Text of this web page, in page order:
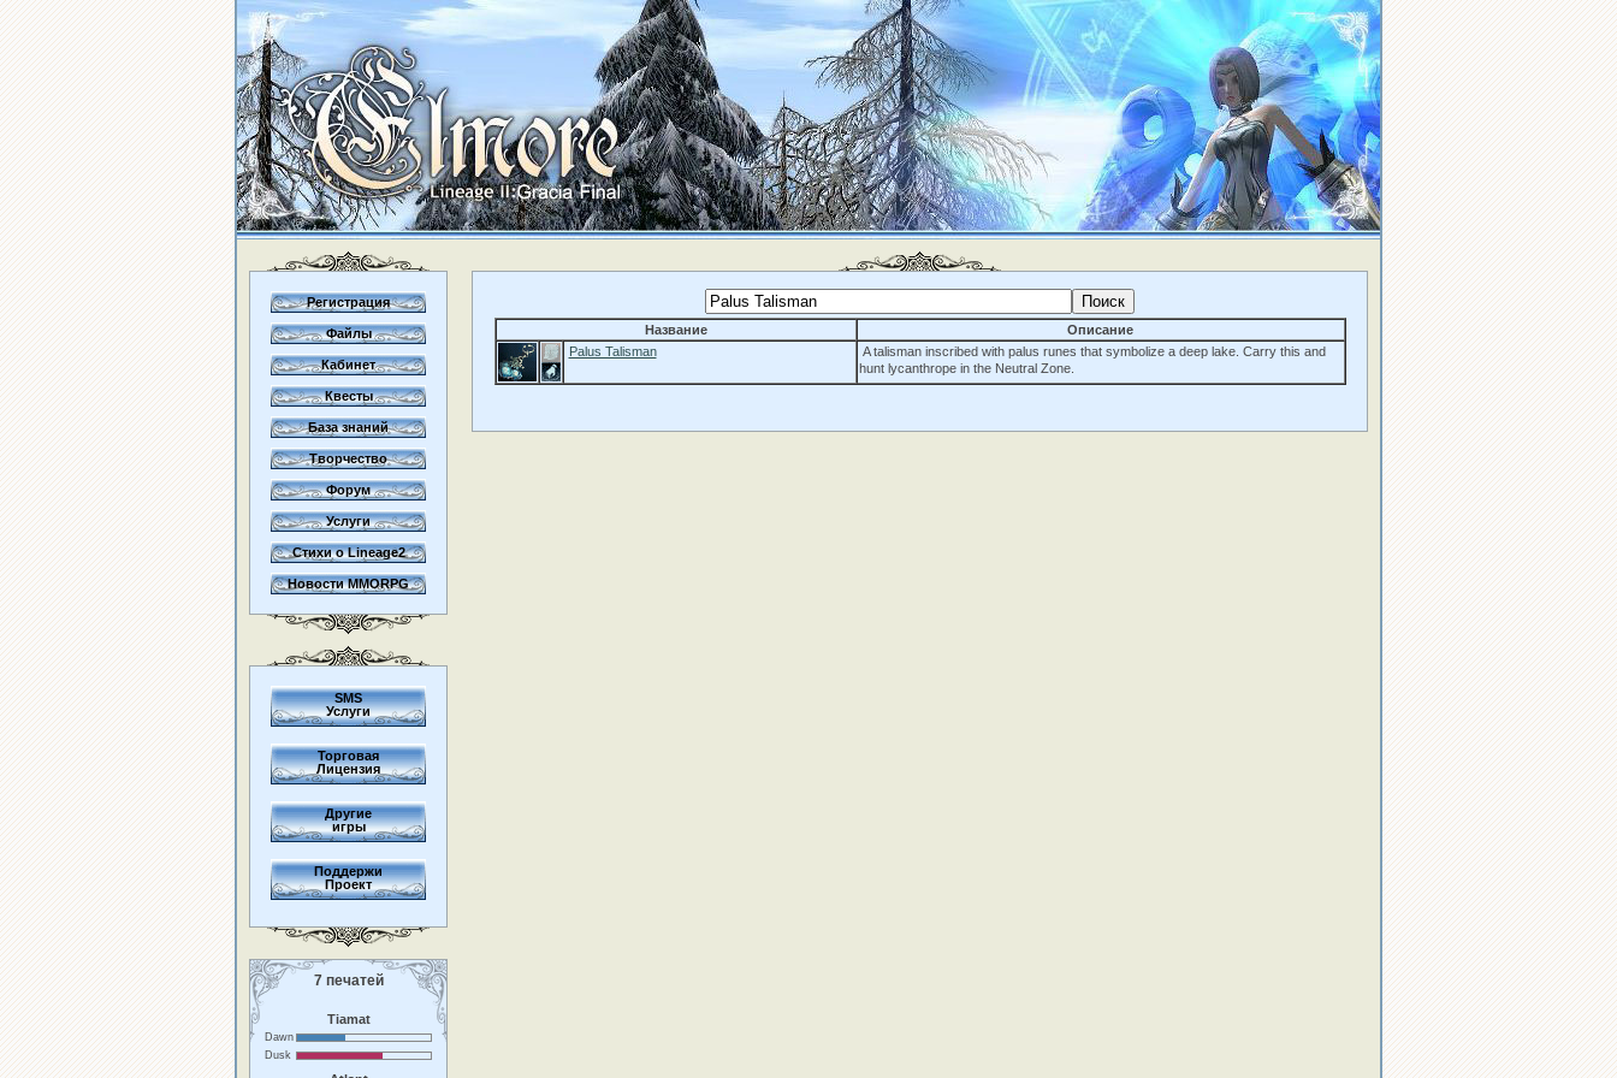
Регистрация
Файлы
Кабинет
Квесты
База знаний
Творчество
Форум
Услуги
Стихи о Lineage2
Новости MMORPG
SMS
Услуги
Торговая
Лицензия
Другие
игры
Поддержи
Проект
7 печатей
Tiamat
Dawn
Dusk
Название
Описание
Palus Talisman
A talisman inscribed with palus runes that symbolize a deep lake. Carry this and
hunt lycanthrope in the Neutral Zone.